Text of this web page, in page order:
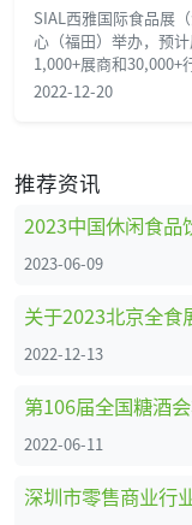
SIAL西雅国际食品展
心（福田）举办，预
1,000+展商和30,000+
2022-12-20
推荐资讯
2023中国休闲食品
2023-06-09
关于2023北京全食
2022-12-13
第106届全国糖酒
2022-06-11